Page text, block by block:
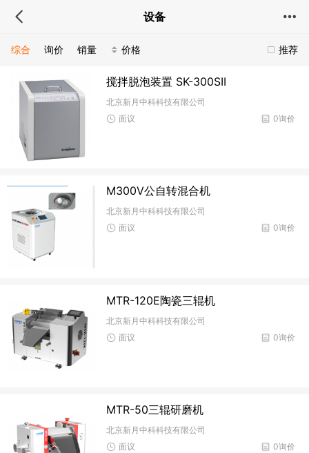
设备
推荐
综合 询价 销量 价格
搅拌脱泡装置 SK-300SII
北京新月中科科技有限公司
0询价
面议
M300V公自转混合机
北京新月中科科技有限公司
0询价
面议
MTR-120E陶瓷三辊机
北京新月中科科技有限公司
0询价
面议
MTR-50三辊研磨机
北京新月中科科技有限公司
0询价
面议